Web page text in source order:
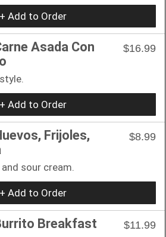
+ Add to Order
Asada Con
$16.99
+ Add to Order
Frijoles,
$8.99
sour cream.
+ Add to Order
Breakfast
$11.99